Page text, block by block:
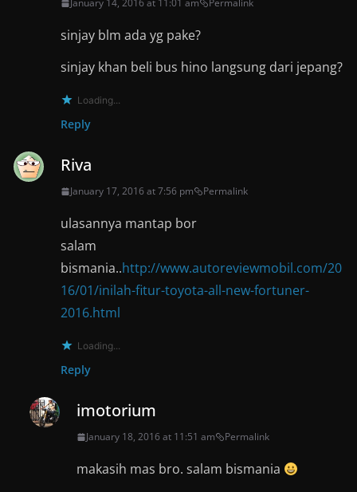
January 14, 2016 at 11:01 am Permalink
sinjay blm ada yg pake?
sinjay khan beli bus hino langsung dari jepang?
Loading...
Reply
Riva
January 17, 2016 at 7:56 pm Permalink
ulasannya mantap bor
salam
bismania..http://www.autoreviewmobil.com/20
16/01/inilah-fitur-toyota-all-new-fortuner-
2016.html
Loading...
Reply
imotorium
January 18, 2016 at 11:51 am Permalink
makasih mas bro. salam bismania